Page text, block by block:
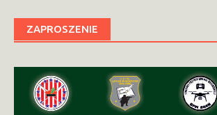
ZAPROSZENIE